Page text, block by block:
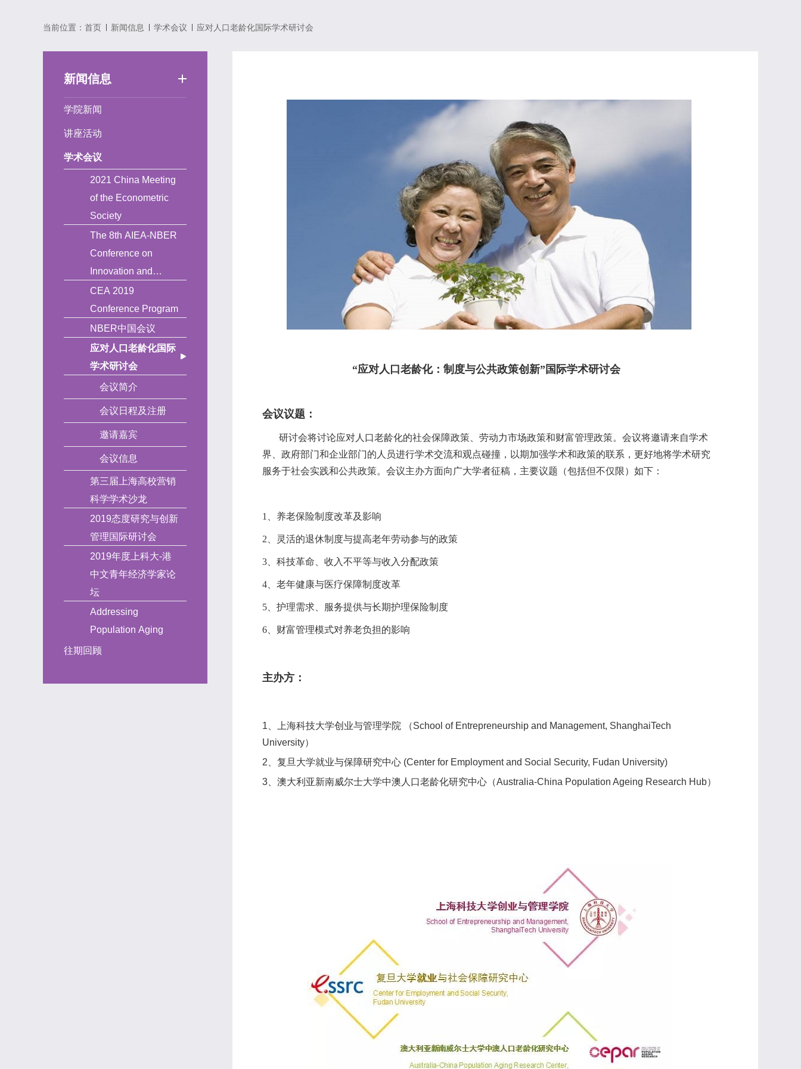
当前位置： 首页 新闻信息 学术会议 应对人口老龄化国际学术研讨会
新闻信息
学院新闻
讲座活动
学术会议
2021 China Meeting
of the Econometric
Society
The 8th AIEA-NBER
Conference on
Innovation and
Entrepreneurship
CEA 2019
Conference Program
NBER中国会议
应对人口老龄化国际
学术研讨会
会议简介
会议日程及注册
邀请嘉宾
会议信息
第三届上海高校营销
科学学术沙龙
2019态度研究与创新
管理国际研讨会
2019年度上科大-港
中文青年经济学家论
坛
Addressing
Population Aging
往期回顾
“应对人口老龄化：制度与公共政策创新”国际学术研讨会
会议议题：
研讨会将讨论应对人口老龄化的社会保障政策、劳动力市场政策和财富管理政策。会议将邀请来自学术
界、政府部门和企业部门的人员进行学术交流和观点碰撞，以期加强学术和政策的联系，更好地将学术研究
服务于社会实践和公共政策。会议主办方面向广大学者征稿，主要议题（包括但不仅限）如下：
1、养老保险制度改革及影响
2、灵活的退休制度与提高老年劳动参与的政策
3、科技革命、收入不平等与收入分配政策
4、老年健康与医疗保障制度改革
5、护理需求、服务提供与长期护理保险制度
6、财富管理模式对养老负担的影响
主办方：
1 、上海科技大学创业与管理学院 （School of Entrepreneurship and Management, ShanghaiTech
University）
2 、复旦大学就业与保障研究中心 (Center for Employment and Social Security, Fudan University)
3 、澳大利亚新南威尔士大学中澳人口老龄化研究中心（Australia-China Population Ageing Research Hub）